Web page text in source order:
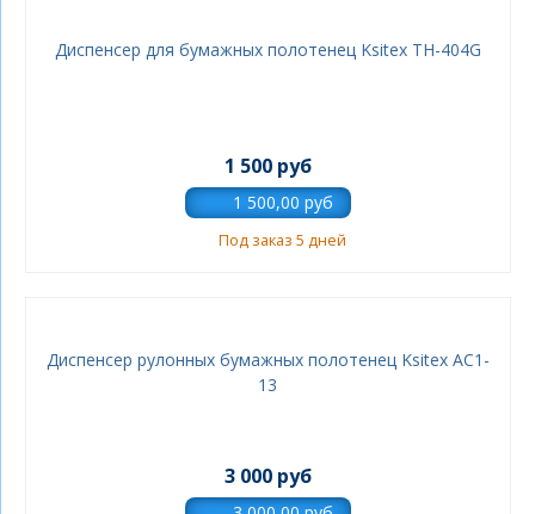
Диспенсер для бумажных полотенец Ksitex TH-404G
1 500 руб
Под заказ 5 дней
Диспенсер рулонных бумажных полотенец Ksitex AC1-
13
3 000 руб